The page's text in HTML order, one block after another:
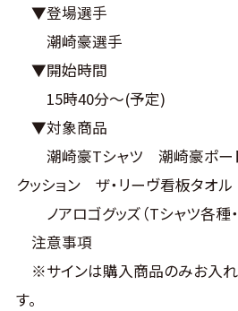
▼登場選手
潮崎豪選手
▼開始時間
15時40分〜(予定)
▼対象商品
潮崎豪Tシャツ 潮崎豪ポー
クッション ザ・リーヴ看板タオル
ノアロゴグッズ（Tシャツ各種・
注意事項
※サインは購入商品のみお入れ
す。